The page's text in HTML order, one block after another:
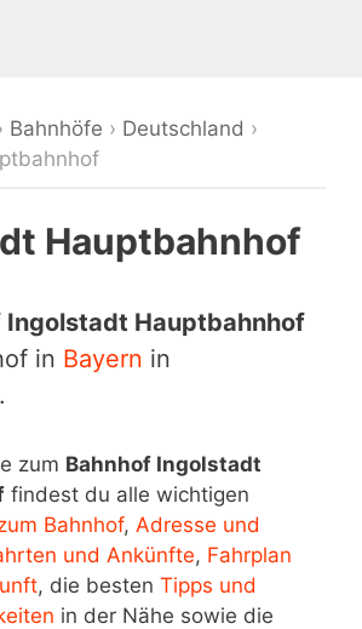
Bahnhöfe › Deutschland ›
Hauptbahnhof
Ingolstadt Hauptbahnhof
in Bayern in
.
zum Bahnhof Ingolstadt
findest du alle wichtigen
Bahnhof, Adresse und
und Ankünfte, Fahrplan
, die besten Tipps und
in der Nähe sowie die